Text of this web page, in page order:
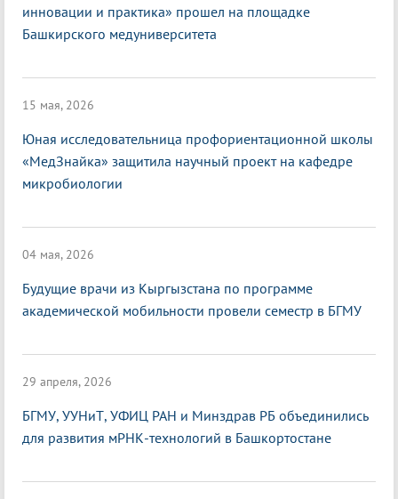
инновации и практика» прошел на площадке
Башкирского медуниверситета
15 мая, 2026
Юная исследовательница профориентационной школы
«МедЗнайка» защитила научный проект на кафедре
микробиологии
04 мая, 2026
Будущие врачи из Кыргызстана по программе
академической мобильности провели семестр в БГМУ
29 апреля, 2026
БГМУ, УУНиТ, УФИЦ РАН и Минздрав РБ объединились
для развития мРНК-технологий в Башкортостане